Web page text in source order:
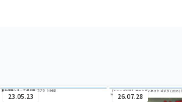
23.05.23 26.07.28